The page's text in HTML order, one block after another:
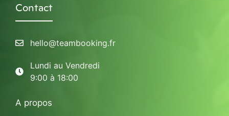
Contact
hello@teambooking.fr
Lundi au Vendredi
9:00 à 18:00
A propos